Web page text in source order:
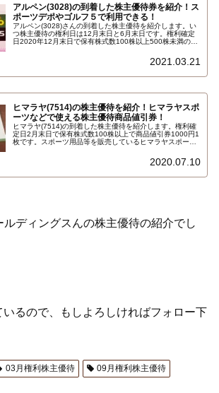
アルペン(3028)の到着した株主優待券を紹介！ス
ポーツデポやゴルフ５で利用できる！
アルペン(3028)さんの到着した株主優待を紹介します。い
つ株主優待の権利日は12月末日と6月末日です。権利確定
日2020年12月末日で保有株式数100株以上500株未満の場
株主優待券500円4枚 合計2000円相当です。詳しくはこち
2021.03.21
ヒマラヤ(7514)の株主優待を紹介！ヒマラヤスポ
ーツなどで使える株主優待商品値引券！
ヒマラヤ(7514)の到着した株主優待を紹介します。権利確
定日2月末日で保有株式数100株以上で商品値引券1000円1
枚です。スポーツ用品等を販売しているヒマラヤスポー
できます。スポーツプロショップ、ビーアンドディー各店
2020.07.10
ルディングスんの株主優待の紹介でし
るので、もしよろしければフォロー下
03月権利株主優待 09月権利株主優待